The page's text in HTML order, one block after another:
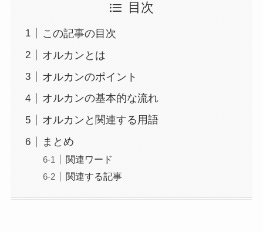
目次
この記事の目次
オルカンとは
オルカンのポイント
オルカンの基本的な流れ
オルカンと関連する用語
まとめ
関連ワード
関連する記事